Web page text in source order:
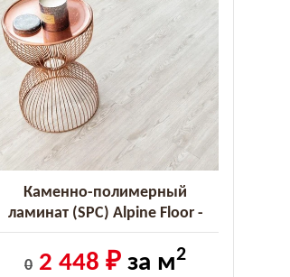
Каменно-полимерный
ламинат (SPC) Alpine Floor -
Classic Дуб Арктик (ECO 134-7
MC)
0 2 448 ₽ за м2